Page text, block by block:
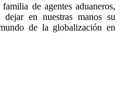
de agentes aduaneros,
en nuestras manos su
de la globalización en